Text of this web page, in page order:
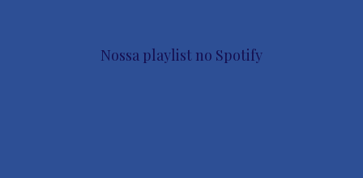
Nossa playlist no Spotify